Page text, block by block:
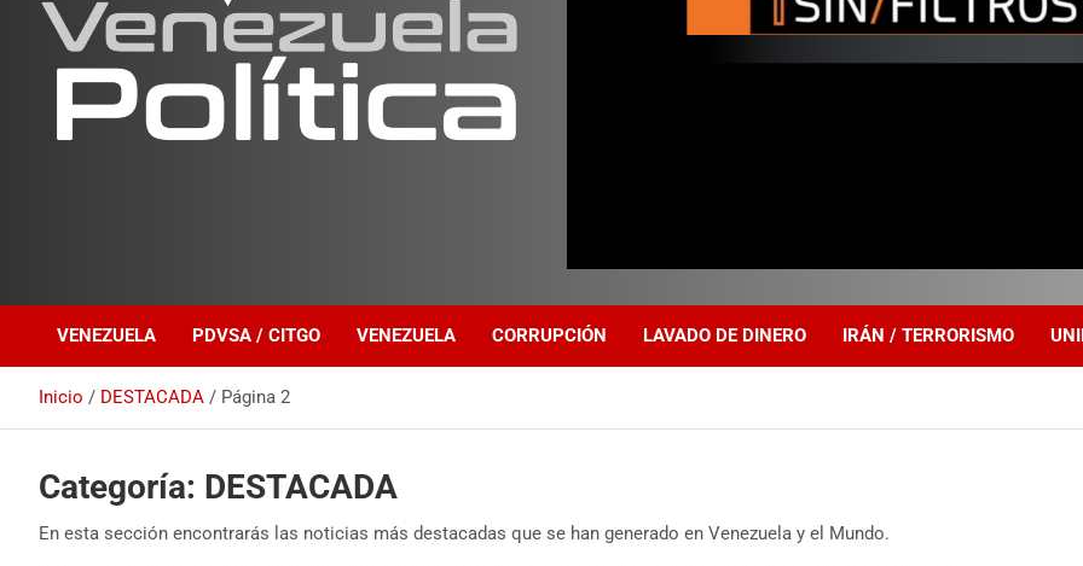
VENEZUELA PDVSA / CITGO VENEZUELA CORRUPCIÓN LAVADO DE DINERO IRÁN / TERRORISMO
Inicio DESTACADA Página 2
Categoría: DESTACADA
En esta sección encontrarás las noticias más destacadas que se han generado en Venezuela y el Mundo.